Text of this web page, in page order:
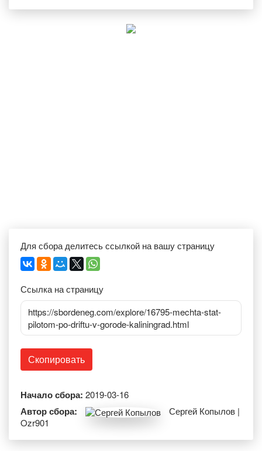
Для сбора делитесь ссылкой на вашу страницу
Ссылка на страницу
https://sbordeneg.com/explore/16795-mechta-stat-
pilotom-po-driftu-v-gorode-kaliningrad.html
Скопировать
Начало сбора: 2019-03-16
Автор сбора:
Сергей Копылов |
Ozr901